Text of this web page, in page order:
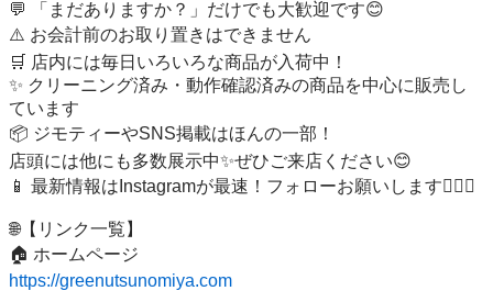
💬 「まだありますか？」だけでも大歓迎です😊
⚠️ お会計前のお取り置きはできません
🛒 店内には毎日いろいろな商品が入荷中！
✨ クリーニング済み・動作確認済みの商品を中心に販売し
ています
📦 ジモティーやSNS掲載はほんの一部！
店頭には他にも多数展示中✨ぜひご来店ください😊
📱 最新情報はInstagramが最速！フォローお願いします🙇🏻‍♂️
🌐【リンク一覧】
https://greenutsunomiya.com